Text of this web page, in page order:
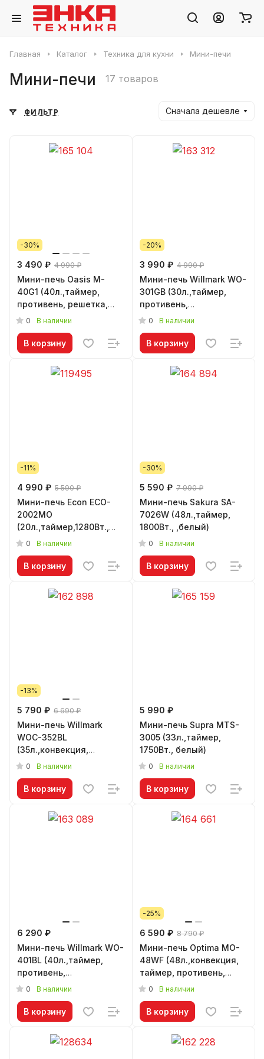
Главная Каталог Техника для кухни Мини-печи
Мини-печи 17 товаров
ФИЛЬТР Сначала дешевле
-30%
3 490 ₽ 4 990 ₽
Мини-печь Oasis M-
40G1 (40л.,таймер,
противень, решетка,
1500Вт.)
0 В наличии
В корзину
-20%
3 990 ₽ 4 990 ₽
Мини-печь Willmark WO-
301GB (30л.,таймер,
противень,
решетка,1600Вт., беж/
0 В наличии
В корзину
-11%
4 990 ₽ 5 590 ₽
Мини-печь Econ ECO-
2002MO
(20л.,таймер,1280Вт.,
черная)
0 В наличии
В корзину
-30%
5 590 ₽ 7 990 ₽
Мини-печь Sakura SA-
7026W (48л.,таймер,
1800Вт., ,белый)
0 В наличии
В корзину
-13%
5 790 ₽ 6 690 ₽
Мини-печь Willmark
WOC-352BL
(35л.,конвекция,
таймер, противень,
черный)
0 В наличии
В корзину
5 990 ₽
Мини-печь Supra MTS-
3005 (33л.,таймер,
1750Вт., белый)
0 В наличии
В корзину
6 290 ₽
Мини-печь Willmark WO-
401BL (40л.,таймер,
противень,
решетка,1700Вт.,
0 В наличии
В корзину
-25%
6 590 ₽ 8 790 ₽
Мини-печь Optima MO-
48WF (48л.,конвекция,
таймер, противень,
решетка,1600Вт., белая)
0 В наличии
В корзину